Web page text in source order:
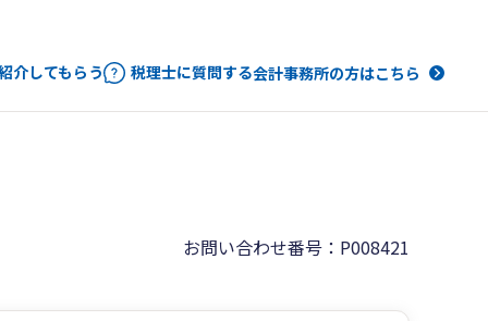
介してもらう 税理士に質問する会計事務所の方はこちら
お問い合わせ番号：P008421